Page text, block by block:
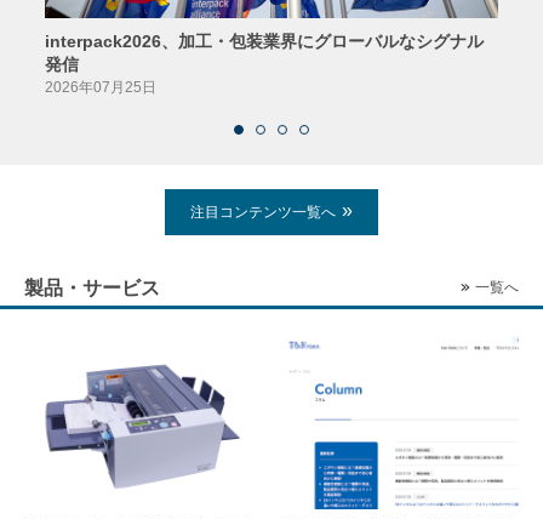
interpack2026、加工・包装業界にグローバルなシグナル
発信
2026年07月25日
注目コンテンツ一覧へ
製品・サービス 一覧へ